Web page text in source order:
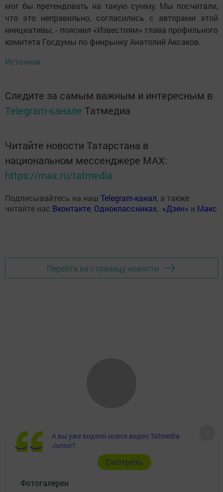
мог бы претендовать на такую сумму. Мы посчитали,
что это неправильно, согласились с авторами этой
инициативы, - пояснил «Известиям» глава профильного
комитета Госдумы по финрынку Анатолий Аксаков.
Источник
Следите за самым важным и интересным в
Telegram-канале Татмедиа
Читайте новости Татарстана в
национальном мессенджере MАХ:
https://max.ru/tatmedia
Подписывайтесь на наш Telegram-канал, а также
читайте нас Вконтакте, Одноклассниках, «Дзен» и Макс
Перейти на страницу новости
Фотогалереи
А вы уже видели новое видео Tatmedia
Junior?
Cмотреть